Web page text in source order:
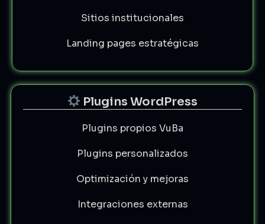
Sitios institucionales
Landing pages estratégicas
Plugins WordPress
Plugins propios VuBa
Plugins personalizados
Optimización y mejoras
Integraciones externas